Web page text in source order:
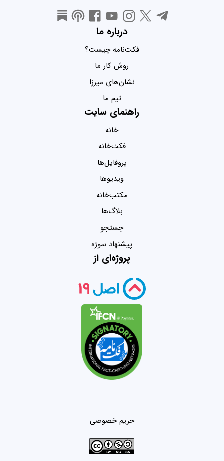
درباره ما
فکت‌نامه چیست؟
روش کار ما
نشان‌های میرزا
تیم ما
راهنمای سایت
خانه
فکت‌خانه
پروفایل‌ها
ویدیو‌ها
مکتب‌خانه
بلاگ‌ها
جستجو
پیشنهاد سوژه
پروژه‌ای از
حریم خصوصی